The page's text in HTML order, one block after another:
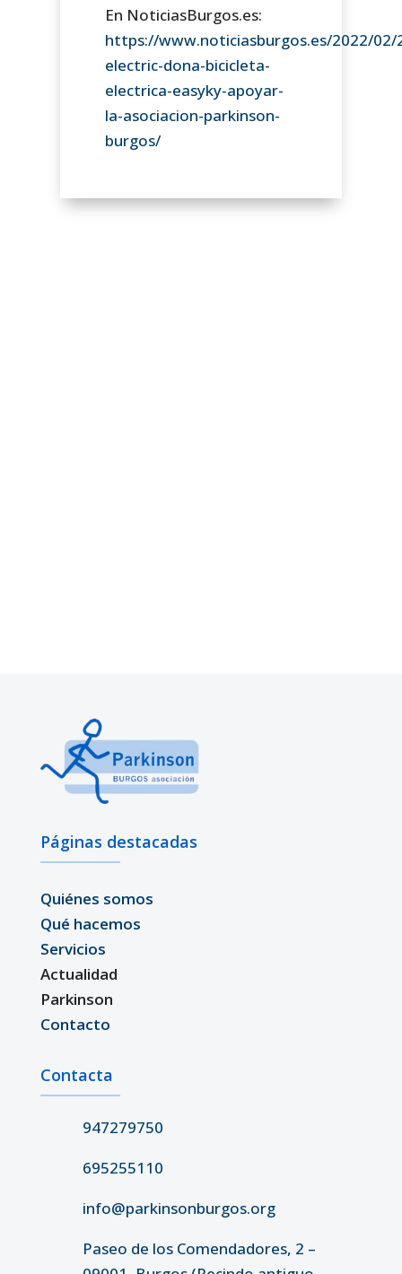
En NoticiasBurgos.es:
https://www.noticiasburgos.es/2022/02/
electric-dona-bicicleta-
electrica-easyky-apoyar-
la-asociacion-parkinson-
burgos/
Páginas destacadas
Quiénes somos
Qué hacemos
Servicios
Actualidad
Parkinson
Contacto
Contacta
947279750
695255110
info@parkinsonburgos.org
Paseo de los Comendadores, 2 –